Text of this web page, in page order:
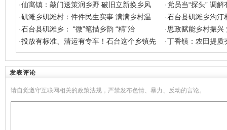
·仙寓镇：敲门送策润乡野 破旧立新换乡风 ·党员当“探头” 调
·矶滩乡矶滩村：件件民生实事 满满乡村温 ·石台县矶滩乡沟汀
·石台县矶滩乡： “微”笔描乡韵 “精”治 ·思政赋能乡村振兴
·投放有标准、清运有专车！石台这个乡镇先 ·丁香镇：农田提质
发表评论
请自觉遵守互联网相关的政策法规，严禁发布色情、暴力、反动的言论。